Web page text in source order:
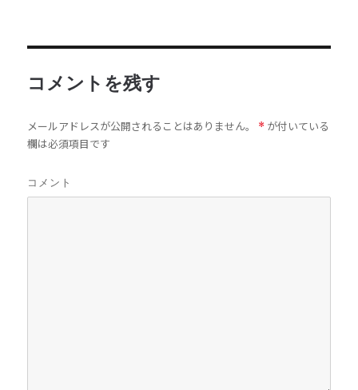
コメントを残す
メールアドレスが公開されることはありません。 * が付いている
欄は必須項目です
コメント